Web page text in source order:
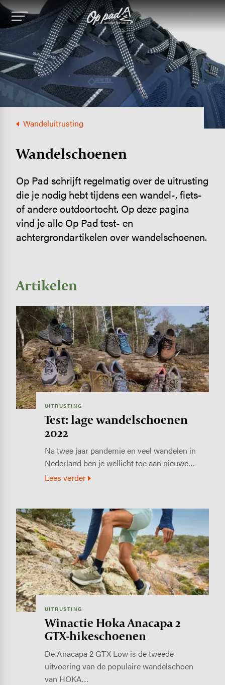
Image
Wandeluitrusting
Wandel­schoenen
Op Pad schrijft regelmatig over de uitrusting
die je nodig hebt tijdens een wandel-, fiets-
of andere outdoortocht. Op deze pagina
vind je alle Op Pad test- en
achtergrondartikelen over wandelschoenen.
Artikelen
Image
UITRUSTING
Test: lage wandelschoenen
2022
Na twee jaar pandemie en veel wandelen in
Nederland ben je wellicht toe aan nieuwe…
Lees verder
Image
UITRUSTING
Winactie Hoka Anacapa 2
GTX-hikeschoenen
De Anacapa 2 GTX Low is de tweede
uitvoering van de populaire wandelschoen
van HOKA…